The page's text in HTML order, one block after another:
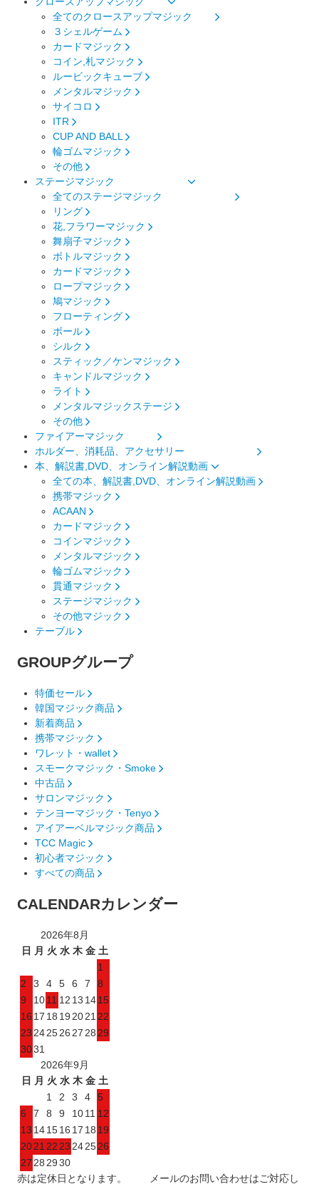
全てのクロースアップマジック
３シェルゲーム
カードマジック
コイン,札マジック
ルービックキューブ
メンタルマジック
サイコロ
ITR
CUP AND BALL
輪ゴムマジック
その他
ステージマジック
全てのステージマジック
リング
花,フラワーマジック
舞扇子マジック
ボトルマジック
カードマジック
ロープマジック
鳩マジック
フローティング
ボール
シルク
スティック／ケンマジック
キャンドルマジック
ライト
メンタルマジックステージ
その他
ファイアーマジック
ホルダー、消耗品、アクセサリー
本、解説書,DVD、オンライン解説動画
全ての本、解説書,DVD、オンライン解説動画
携帯マジック
ACAAN
カードマジック
コインマジック
メンタルマジック
輪ゴムマジック
貫通マジック
ステージマジック
その他マジック
テーブル
GROUPグループ
特価セール
韓国マジック商品
新着商品
携帯マジック
ワレット・wallet
スモークマジック・Smoke
中古品
サロンマジック
テンヨーマジック・Tenyo
アイアーベルマジック商品
TCC Magic
初心者マジック
すべての商品
CALENDARカレンダー
2026年8月
日 月 火 水 木 金 土
1
2
3 4 5 6 7
8
9
1011 12 13 1415
16 17 18 19 2021 22
23 242526 27 28 29
3031
2026年9月
日 月 火 水 木 金 土
1
2 3 4
5
6
7 8 9 1011 12
13 141516 17 18 19
2021 22 23 242526
27 28 2930
赤は定休日となります。 メールのお問い合わせはご対応し